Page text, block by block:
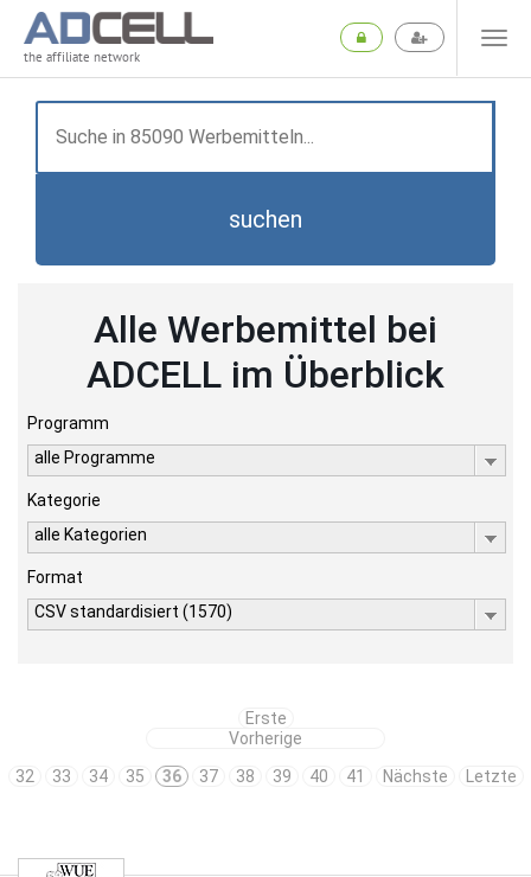
the affiliate network
suchen
Alle Werbemittel bei
ADCELL im Überblick
Programm
alle Programme
Kategorie
alle Kategorien
Format
CSV standardisiert (1570)
Erste
Vorherige
32
33 34 35 36 37 38 39 40 41 Nächste Letzte